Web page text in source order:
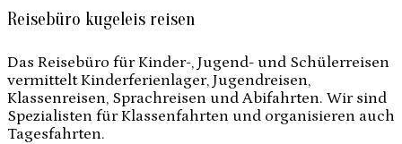
Reisebüro kugeleis reisen
Das Reisebüro für Kinder-, Jugend- und Schülerreisen
vermittelt Kinderferienlager, Jugendreisen,
Klassenreisen, Sprachreisen und Abifahrten. Wir sind
Spezialisten für Klassenfahrten und organisieren auch
Tagesfahrten.